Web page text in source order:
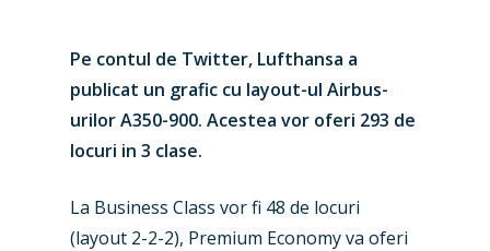
Pe contul de Twitter, Lufthansa a
publicat un grafic cu layout-ul Airbus-
urilor A350-900. Acestea vor oferi 293 de
locuri in 3 clase.
La Business Class vor fi 48 de locuri
(layout 2-2-2), Premium Economy va oferi